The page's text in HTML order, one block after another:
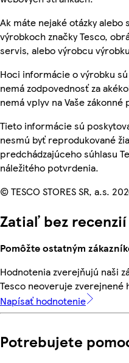
Ak máte nejaké otázky
výrobkoch značky Tesco,
servis, alebo výrobcu
Hoci informácie o výrobku
nemá zodpovednosť za
nemá vplyv na Vaše zákonné
Tieto informácie sú
nesmú byť reprodukované
predchádzajúceho súhlasu
náležitého potvrdenia.
© TESCO STORES SR, a.s.
Zatiaľ bez recenzií
Pomôžte ostatným
Hodnotenia zverejňujú naši
Tesco neoveruje zverejnené
Napísať hodnotenie
Potrebujete